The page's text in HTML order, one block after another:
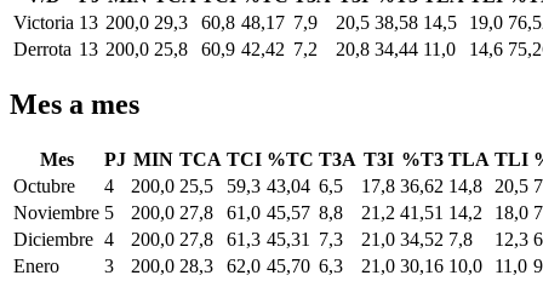
Victoria 13 200,0 29,3 60,8 48,17 7,9 20,5 38,58 14,5 19,0
Derrota 13 200,0 25,8 60,9 42,42 7,2 20,8 34,44 11,0 14,6
Mes a mes
Mes PJ MIN TCA TCI %TC T3A T3I %T3 TLA TLI
Octubre
4 200,0 25,5 59,3 43,04 6,5 17,8 36,62 14,8 20,5
Noviembre 5 200,0 27,8 61,0 45,57 8,8 21,2 41,51 14,2 18,0
Diciembre 4 200,0 27,8 61,3 45,31 7,3 21,0 34,52 7,8 12,3
Enero
3 200,0 28,3 62,0 45,70 6,3 21,0 30,16 10,0 11,0